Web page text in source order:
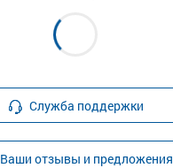
Служба поддержки
Ваши отзывы и предложения